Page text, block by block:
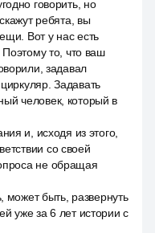
говорить, но
ребята, вы
Вот у нас есть
Поэтому то, что ваш
задавал
Задавать
человек, который в
и, исходя из этого,
со своей
не обращая
может быть, развернуть
уже за 6 лет истории с